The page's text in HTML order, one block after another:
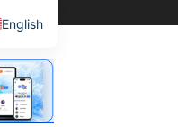
English